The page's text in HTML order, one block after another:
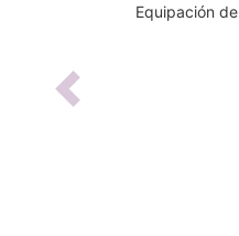
Previous